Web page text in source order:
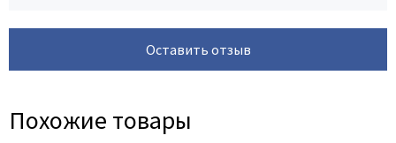
Оставить отзыв
Похожие товары